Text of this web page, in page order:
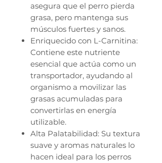
asegura que el perro pierda
grasa, pero mantenga sus
músculos fuertes y sanos.
Enriquecido con L-Carnitina:
Contiene este nutriente
esencial que actúa como un
transportador, ayudando al
organismo a movilizar las
grasas acumuladas para
convertirlas en energía
utilizable.
Alta Palatabilidad: Su textura
suave y aromas naturales lo
hacen ideal para los perros